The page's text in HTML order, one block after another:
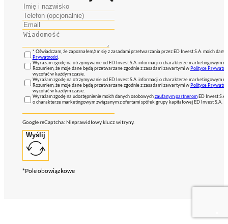
* Oświadczam, że zapoznałem/am się z zasadami przetwarzania przez ED Invest S.A. moich
Prywatności.
Wyrażam zgodę na otrzymywanie od ED Invest S.A. informacji o charakterze marketingowym
Rozumiem, że moje dane będą przetwarzane zgodnie z zasadami zawartymi wPolityce
wycofać w każdym czasie.
Wyrażam zgodę na otrzymywanie od ED Invest S.A. informacji o charakterze marketingowym
Rozumiem, że moje dane będą przetwarzane zgodnie z zasadami zawartymi wPolityce
wycofać w każdym czasie.
Wyrażam zgodę na udostępnienie moich danych osobowychzaufanym partneromED Invest
o charakterze marketingowym związanym z ofertami spółek grupy kapitałowej ED Invest S.A.
Google reCaptcha: Nieprawidłowy klucz witryny.
Wyślij
*Pole obowiązkowe